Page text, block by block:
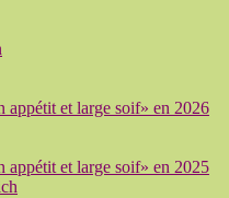
appétit et large soif» en 2026
appétit et large soif» en 2025